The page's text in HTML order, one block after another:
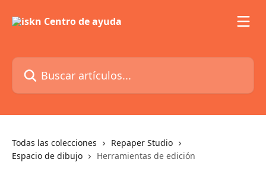
Buscar artículos...
Todas las colecciones
Repaper Studio
Espacio de dibujo
Herramientas de edición